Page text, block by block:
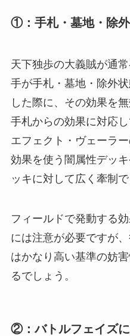
①：手札・墓地・除
天下独歩の大義賊が通
手が手札・墓地・除外
した際に、その効果を
手札からの効果に対応
エフェクト・ヴェーラ
効果を使う闇属性デッ
ッキに対して広く牽制で
フィールドで発動する
には注意が必要ですが
はかなり高い基準の妨
るでしょう。
②：バトルフェイズ